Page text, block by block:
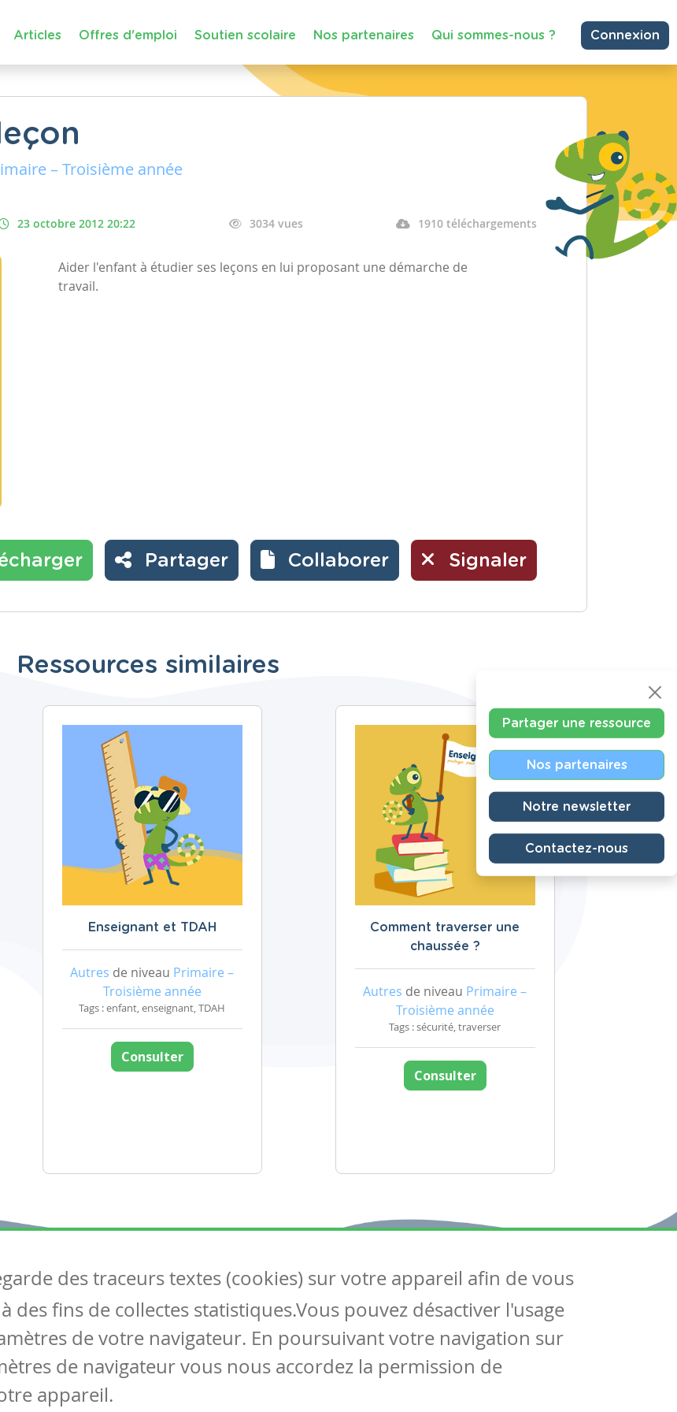
Articles Offres d'emploi Soutien scolaire Nos partenaires Qui sommes-nous ? Connexion
– Troisième année
23 octobre 2012 20:22 3034 vues 1910 téléchargements
Aider l'enfant à étudier ses leçons en lui proposant une démarche de
travail.
Partager Collaborer Signaler
Ressources similaires
Enseignant et TDAH
Autres de niveau Primaire –
Troisième année
Tags : enfant, enseignant, TDAH
Consulter
Comment traverser une
chaussée ?
Autres de niveau Primaire –
Troisième année
Tags : sécurité, traverser
Consulter
Partager une ressource
Nos partenaires
Notre newsletter
Contactez-nous
Articles
Tous les articles
Articles DYS
Circulaires
Suivez-nous
Contactez-nous
Soutien scolaire
des traceurs textes (cookies) sur votre appareil afin de vous
fins de collectes statistiques.Vous pouvez désactiver l'usage
de votre navigateur. En poursuivant votre navigation sur
de navigateur vous nous accordez la permission de
appareil.